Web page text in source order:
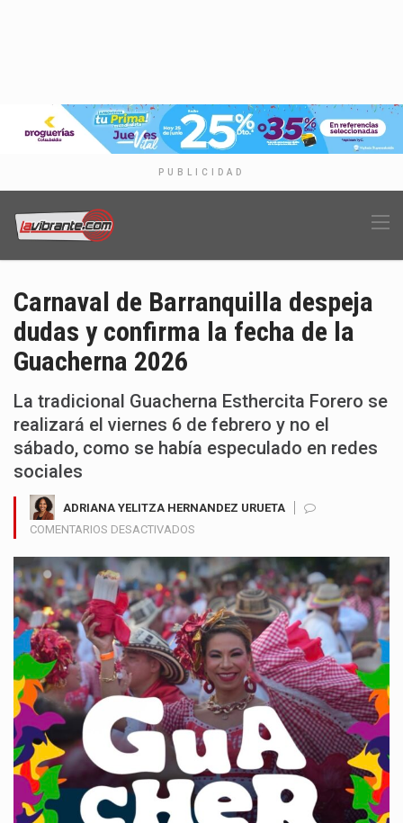
PUBLICIDAD
Carnaval de Barranquilla despeja
dudas y confirma la fecha de la
Guacherna 2026
La tradicional Guacherna Esthercita Forero se
realizará el viernes 6 de febrero y no el
sábado, como se había especulado en redes
sociales
ADRIANA YELITZA HERNANDEZ URUETA
COMENTARIOS DESACTIVADOS
DE
BARRANQUILLA
DESPEJA
DUDAS
Y
CONFIRMA
LA
FECHA
DE
LA
GUACHERNA
2026